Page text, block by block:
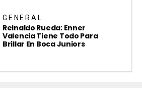
GENERAL
Reinaldo Rueda: Enner
Valencia Tiene Todo Para
Brillar En Boca Juniors